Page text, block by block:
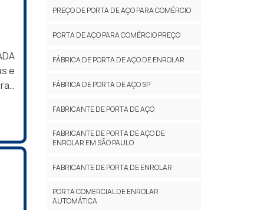
e
a
e
PREÇO DE PORTA DE AÇO PARA COMÉRCIO
PORTA DE AÇO PARA COMÉRCIO PREÇO
FÁBRICA DE PORTA DE AÇO DE ENROLAR
FÁBRICA DE PORTA DE AÇO SP
FABRICANTE DE PORTA DE AÇO
FABRICANTE DE PORTA DE AÇO DE
ENROLAR EM SÃO PAULO
FABRICANTE DE PORTA DE ENROLAR
PORTA COMERCIAL DE ENROLAR
AUTOMÁTICA